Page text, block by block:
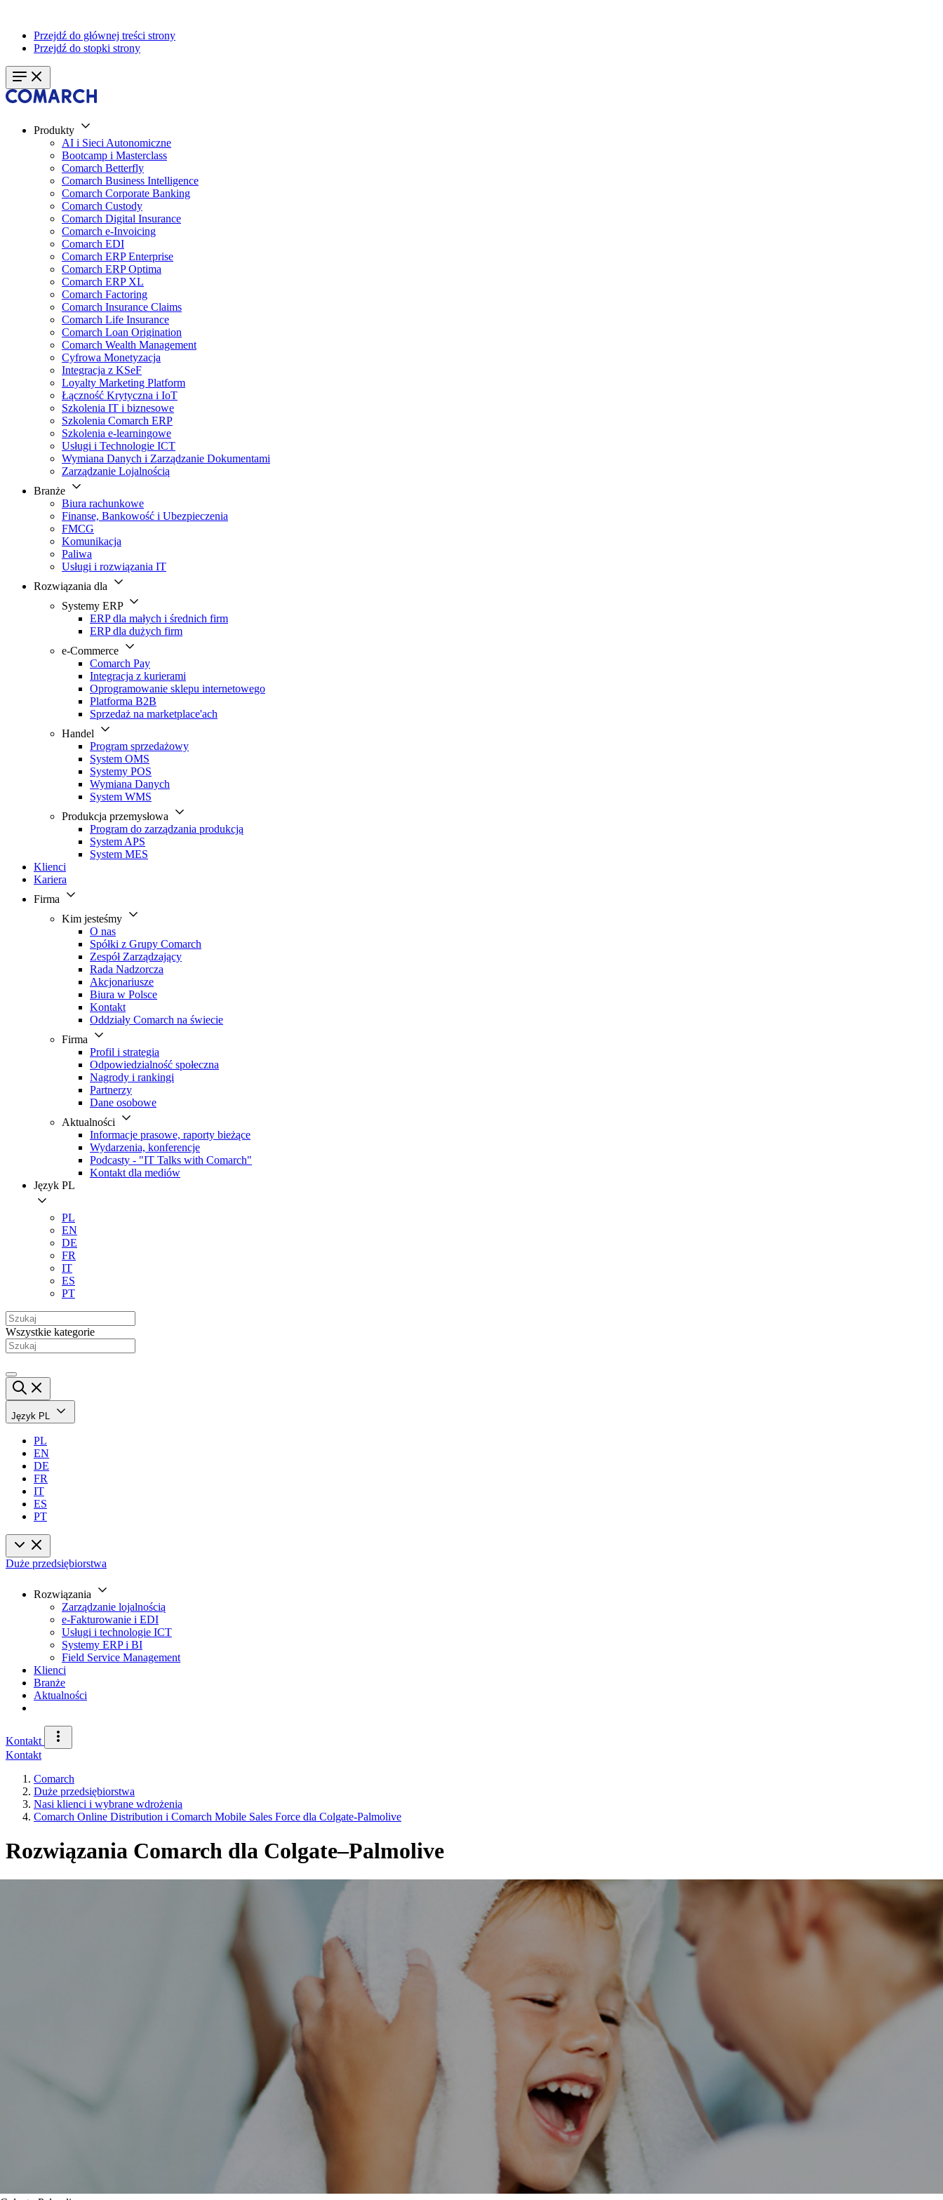
Przejdź do głównej treści strony
Przejdź do stopki strony
Produkty
AI i Sieci Autonomiczne
Bootcamp i Masterclass
Comarch Betterfly
Comarch Business Intelligence
Comarch Corporate Banking
Comarch Custody
Comarch Digital Insurance
Comarch e-Invoicing
Comarch EDI
Comarch ERP Enterprise
Comarch ERP Optima
Comarch ERP XL
Comarch Factoring
Comarch Insurance Claims
Comarch Life Insurance
Comarch Loan Origination
Comarch Wealth Management
Cyfrowa Monetyzacja
Integracja z KSeF
Loyalty Marketing Platform
Łączność Krytyczna i IoT
Szkolenia IT i biznesowe
Szkolenia Comarch ERP
Szkolenia e-learningowe
Usługi i Technologie ICT
Wymiana Danych i Zarządzanie Dokumentami
Zarządzanie Lojalnością
Branże
Biura rachunkowe
Finanse, Bankowość i Ubezpieczenia
FMCG
Komunikacja
Paliwa
Usługi i rozwiązania IT
Rozwiązania dla
Systemy ERP
ERP dla małych i średnich firm
ERP dla dużych firm
e-Commerce
Comarch Pay
Integracja z kurierami
Oprogramowanie sklepu internetowego
Platforma B2B
Sprzedaż na marketplace'ach
Handel
Program sprzedażowy
System OMS
Systemy POS
Wymiana Danych
System WMS
Produkcja przemysłowa
Program do zarządzania produkcją
System APS
System MES
Klienci
Kariera
Firma
Kim jesteśmy
O nas
Spółki z Grupy Comarch
Zespół Zarządzający
Rada Nadzorcza
Akcjonariusze
Biura w Polsce
Kontakt
Oddziały Comarch na świecie
Firma
Profil i strategia
Odpowiedzialność społeczna
Nagrody i rankingi
Partnerzy
Dane osobowe
Aktualności
Informacje prasowe, raporty bieżące
Wydarzenia, konferencje
Podcasty - "IT Talks with Comarch"
Kontakt dla mediów
Język PL
PL
EN
DE
FR
IT
ES
PT
Wszystkie kategorie
Język PL
PL
EN
DE
FR
IT
ES
PT
Duże przedsiębiorstwa
Rozwiązania
Zarządzanie lojalnością
e-Fakturowanie i EDI
Usługi i technologie ICT
Systemy ERP i BI
Field Service Management
Klienci
Branże
Aktualności
Kontakt
Kontakt
Comarch
Duże przedsiębiorstwa
Nasi klienci i wybrane wdrożenia
Comarch Online Distribution i Comarch Mobile Sales Force dla Colgate-Palmolive
Rozwiązania Comarch dla Colgate–Palmolive